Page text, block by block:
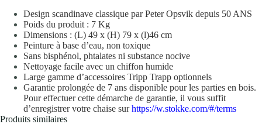
Design scandinave classique par Peter Opsvik depuis 50 ANS
Poids du produit : 7 Kg
Dimensions : (L) 49 x (H) 79 x (l)46 cm
Peinture à base d’eau, non toxique
Sans bisphénol, phtalates ni substance nocive
Nettoyage facile avec un chiffon humide
Large gamme d’accessoires Tripp Trapp optionnels
Garantie prolongée de 7 ans disponible pour les parties en bois.
Pour effectuer cette démarche de garantie, il vous suffit
d’enregistrer votre chaise sur https://w.stokke.com/#/terms
Produits similaires